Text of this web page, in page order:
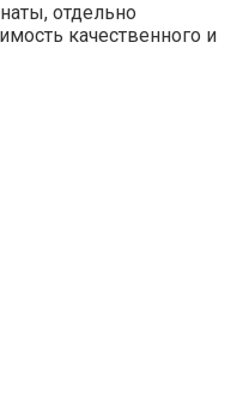
отдельно
качественного и